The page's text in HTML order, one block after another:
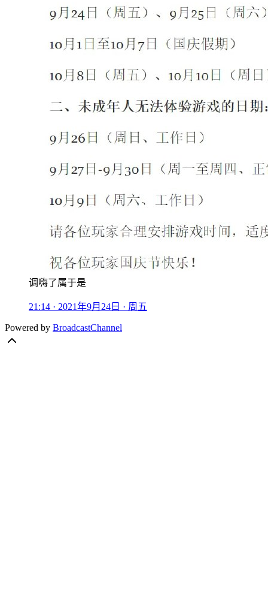
调嗨了属于是
21:14 · 2021年9月24日 · 周五
Powered by BroadcastChannel